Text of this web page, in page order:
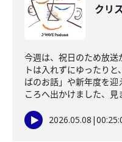
クリ
今週は、祝日のため放送
トは入れずにゆったり
ばのお話」や新年度を迎
ころへ出かけました、見
2026.05.08 |